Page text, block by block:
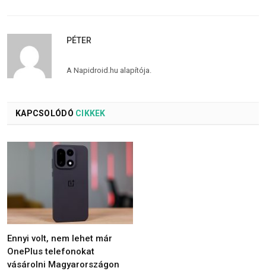
PÉTER
A Napidroid.hu alapítója.
KAPCSOLÓDÓ CIKKEK
Ennyi volt, nem lehet már
OnePlus telefonokat
vásárolni Magyarországon